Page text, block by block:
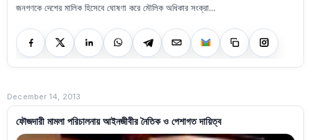
জনগণকে দেশের মালিক হিসেবে ঘোষণা করে মৌলিক অধিকার সংক্রা...
December 14, 2013
ফৌজদারী মামলা পরিচালনায় আইনজীবীর নৈতিক ও পেশাগত দায়িত্ব